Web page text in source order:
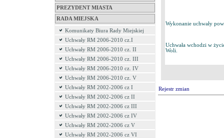
PREZYDENT MIASTA
RADA MIEJSKA
Komunikaty Biura Rady Miejskiej
Uchwały RM 2006-2010 cz.I
Uchwały RM 2006-2010 cz. II
Uchwały RM 2006-2010 cz. III
Uchwały RM 2006-2010 cz. IV
Uchwały RM 2006-2010 cz. V
Uchwały RM 2002-2006 cz I
Uchwały RM 2002-2006 cz II
Uchwały RM 2002-2006 cz III
Uchwały RM 2002-2006 cz IV
Uchwały RM 2002-2006 cz V
Uchwały RM 2002-2006 cz VI
Wykonanie uchwały
Uchwała wchodzi w
Woli.
Rejestr zmian